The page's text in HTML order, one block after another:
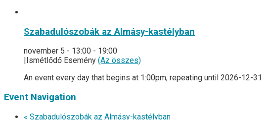
Szabadulószobák az Almásy-kastélyban
november 5 - 13:00 - 19:00
Ismétlődő Esemény (Az összes)
An event every day that begins at 1:00pm, repeating until 2026-12-31
Event Navigation
« Szabadulószobák az Almásy-kastélyban